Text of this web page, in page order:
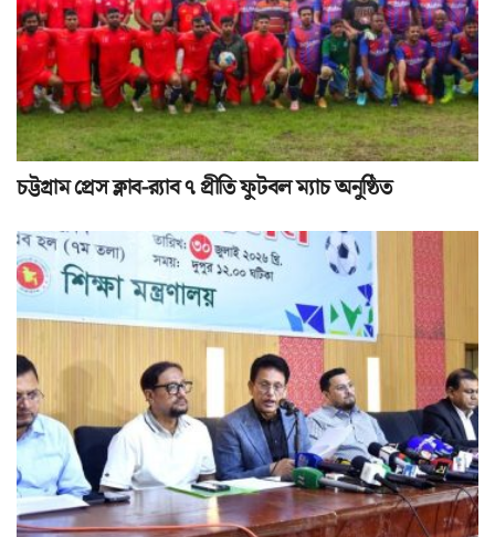
চট্টগ্রাম প্রেস ক্লাব-র‌্যাব ৭ প্রীতি ফুটবল ম্যাচ অনুষ্ঠিত